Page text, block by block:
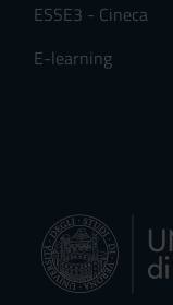
ESSE3 - Cineca
E-learning